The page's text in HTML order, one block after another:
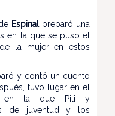
Espinalpreparó una
en la que se puso el
la mujer en estos
y contó un cuento
tuvo lugar en el
en la que Pili y
de juventud y los